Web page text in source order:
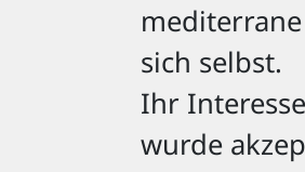
sich selbst.
Ihr
wurde